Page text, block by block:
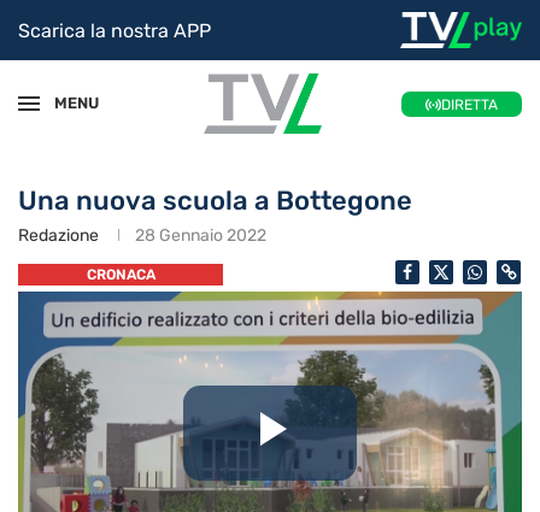
Scarica la nostra APP
MENU DIRETTA
Una nuova scuola a Bottegone
Redazione 28 Gennaio 2022
CRONACA